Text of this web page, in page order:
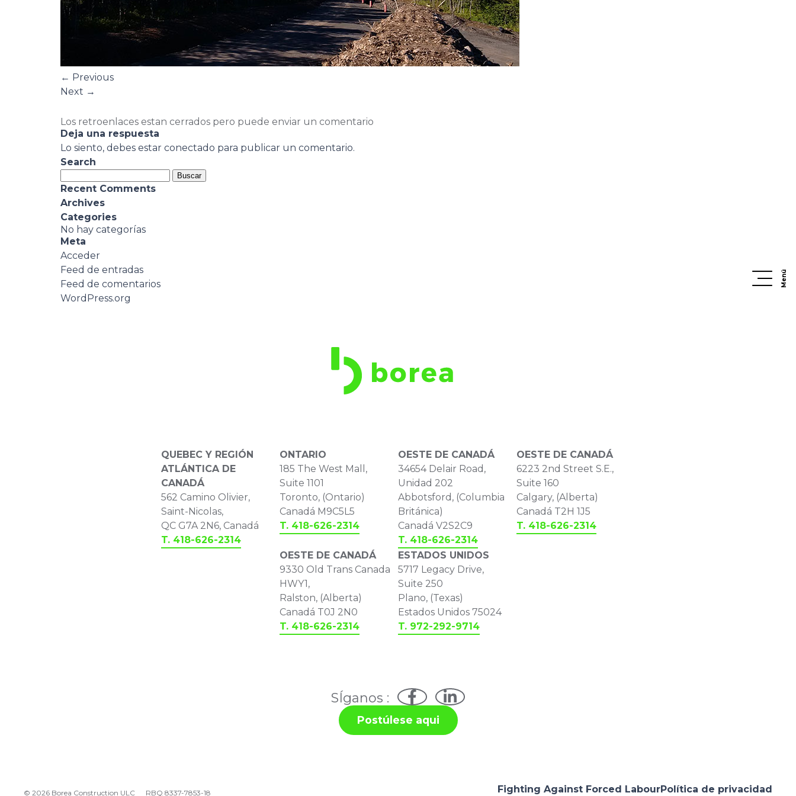
Menú
← Previous
Next →
Los retroenlaces estan cerrados pero puede enviar un comentario
Deja una respuesta
Lo siento, debes estar conectado para publicar un comentario.
Search
Buscar:
Recent Comments
Archives
Categories
No hay categorías
Meta
Acceder
Feed de entradas
Feed de comentarios
WordPress.org
QUEBEC Y REGIÓN
ATLÁNTICA DE
CANADÁ
562 Camino Olivier,
Saint-Nicolas,
QC G7A 2N6, Canadá
T. 418-626-2314
ONTARIO
185 The West Mall,
Suite 1101
Toronto, (Ontario)
Canadá M9C5L5
T. 418-626-2314
OESTE DE CANADÁ
34654 Delair Road,
Unidad 202
Abbotsford, (Columbia
Británica)
Canadá V2S2C9
T. 418-626-2314
OESTE DE CANADÁ
6223 2nd Street S.E.,
Suite 160
Calgary, (Alberta)
Canadá T2H 1J5
T. 418-626-2314
OESTE DE CANADÁ
9330 Old Trans Canada
HWY1,
Ralston, (Alberta)
Canadá T0J 2N0
T. 418-626-2314
ESTADOS UNIDOS
5717 Legacy Drive,
Suite 250
Plano, (Texas)
Estados Unidos 75024
T. 972-292-9714
SÍganos :
Postúlese aqui
© 2026 Borea Construction ULC RBQ 8337-7853-18 Fighting Against Forced LabourPolítica de privacidad